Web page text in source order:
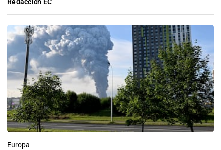
Redacción EC
Europa